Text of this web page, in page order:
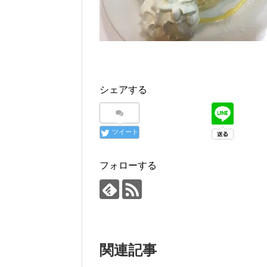
シェアする
ツイート
フォローする
関連記事